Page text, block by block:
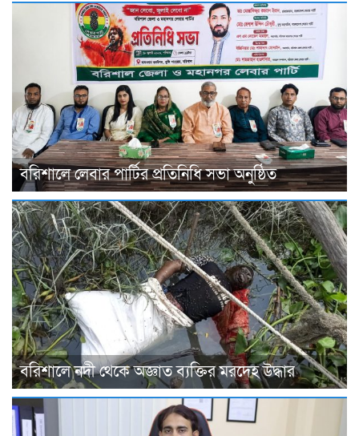
বরিশালে লেবার পার্টির প্রতিনিধি সভা অনুষ্ঠিত
বরিশালে নদী থেকে অজ্ঞাত ব্যক্তির মরদেহ উদ্ধার